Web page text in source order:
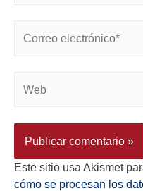
Este sitio usa Akismet
cómo se procesan los